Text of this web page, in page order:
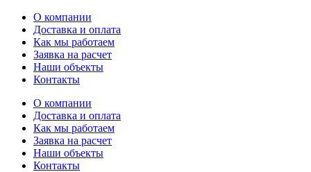
О компании
Доставка и оплата
Как мы работаем
Заявка на расчет
Наши объекты
Контакты
О компании
Доставка и оплата
Как мы работаем
Заявка на расчет
Наши объекты
Контакты